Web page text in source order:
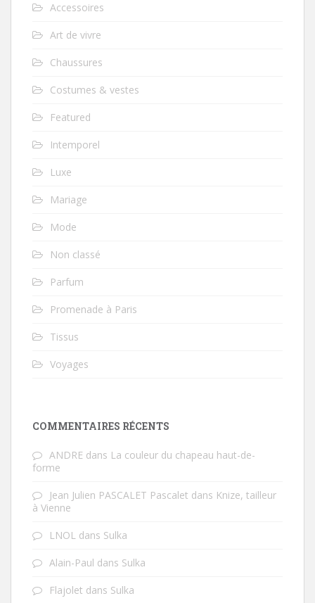
Accessoires
Art de vivre
Chaussures
Costumes & vestes
Featured
Intemporel
Luxe
Mariage
Mode
Non classé
Parfum
Promenade à Paris
Tissus
Voyages
COMMENTAIRES RÉCENTS
ANDRE dans La couleur du chapeau haut-de-
forme
Jean Julien PASCALET Pascalet dans Knize, tailleur
à Vienne
LNOL dans Sulka
Alain-Paul dans Sulka
Flajolet dans Sulka